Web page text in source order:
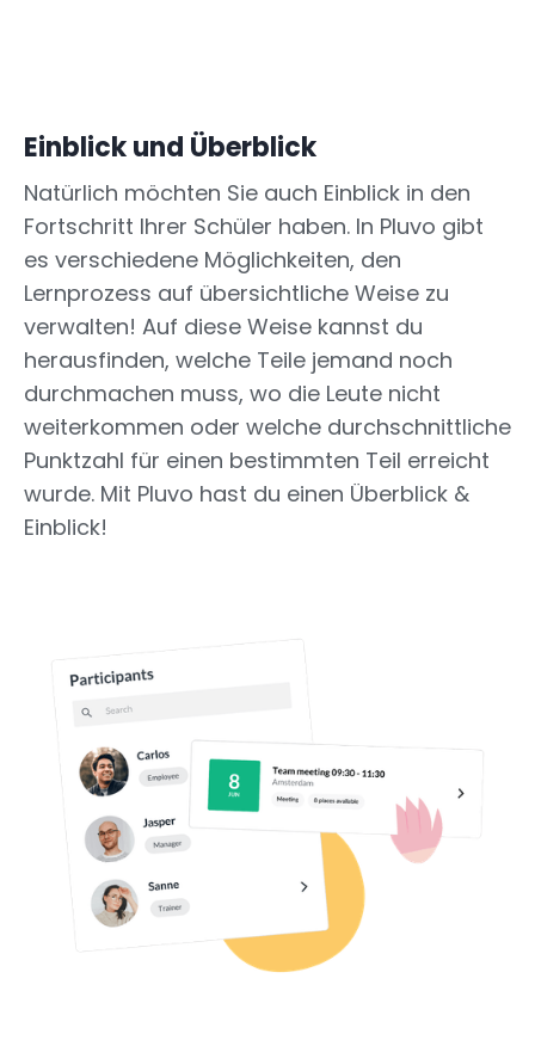
Einblick und Überblick
Natürlich möchten Sie auch Einblick in den
Fortschritt Ihrer Schüler haben. In Pluvo gibt
es verschiedene Möglichkeiten, den
Lernprozess auf übersichtliche Weise zu
verwalten! Auf diese Weise kannst du
herausfinden, welche Teile jemand noch
durchmachen muss, wo die Leute nicht
weiterkommen oder welche durchschnittliche
Punktzahl für einen bestimmten Teil erreicht
wurde. Mit Pluvo hast du einen Überblick &
Einblick!